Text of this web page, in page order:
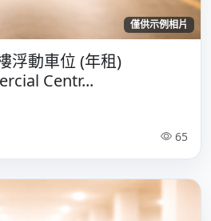
僅供示例相片
浮動車位 (年租)
Centr...
65